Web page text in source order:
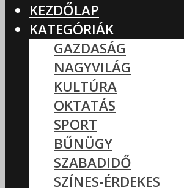
KEZDŐLAP
KATEGÓRIÁK
GAZDASÁG
NAGYVILÁG
KULTÚRA
OKTATÁS
SPORT
BŰNÜGY
SZABADIDŐ
SZÍNES-ÉRDEKES